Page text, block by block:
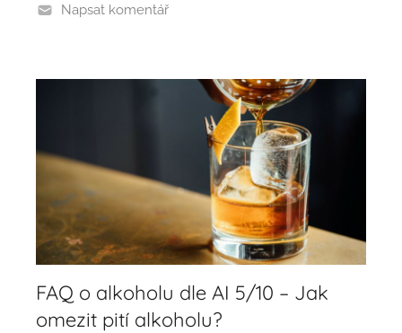
Napsat komentář
FAQ o alkoholu dle AI 5/10 – Jak
omezit pití alkoholu?